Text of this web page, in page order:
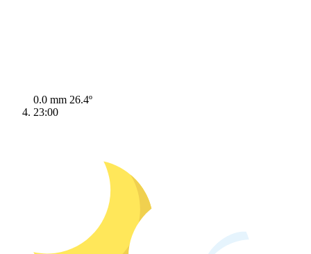
0.0 mm 26.4º
23:00